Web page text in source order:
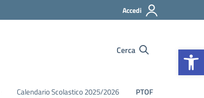
Accedi
Cerca
Calendario Scolastico 2025/2026 PTOF